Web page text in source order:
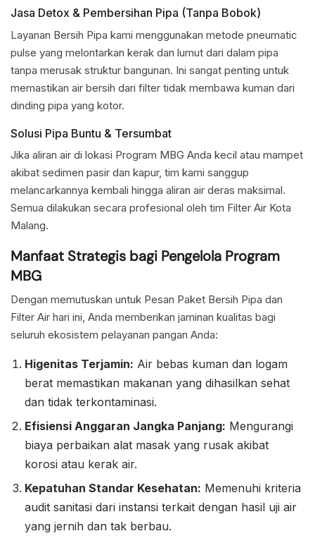
Jasa Detox & Pembersihan Pipa (Tanpa Bobok)
Layanan Bersih Pipa kami menggunakan metode pneumatic
pulse yang melontarkan kerak dan lumut dari dalam pipa
tanpa merusak struktur bangunan. Ini sangat penting untuk
memastikan air bersih dari filter tidak membawa kuman dari
dinding pipa yang kotor.
Solusi Pipa Buntu & Tersumbat
Jika aliran air di lokasi Program MBG Anda kecil atau mampet
akibat sedimen pasir dan kapur, tim kami sanggup
melancarkannya kembali hingga aliran air deras maksimal.
Semua dilakukan secara profesional oleh tim Filter Air Kota
Malang.
Manfaat Strategis bagi Pengelola Program
MBG
Dengan memutuskan untuk Pesan Paket Bersih Pipa dan
Filter Air hari ini, Anda memberikan jaminan kualitas bagi
seluruh ekosistem pelayanan pangan Anda:
Higenitas Terjamin: Air bebas kuman dan logam
berat memastikan makanan yang dihasilkan sehat
dan tidak terkontaminasi.
Efisiensi Anggaran Jangka Panjang: Mengurangi
biaya perbaikan alat masak yang rusak akibat
korosi atau kerak air.
Kepatuhan Standar Kesehatan: Memenuhi kriteria
audit sanitasi dari instansi terkait dengan hasil uji air
yang jernih dan tak berbau.